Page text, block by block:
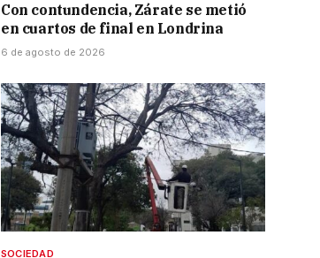
Con contundencia, Zárate se metió
en cuartos de final en Londrina
6 de agosto de 2026
SOCIEDAD